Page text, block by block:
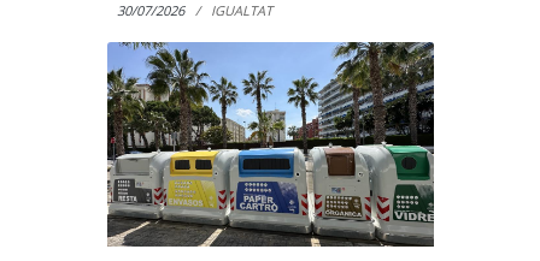
30/07/2026 IGUALTAT